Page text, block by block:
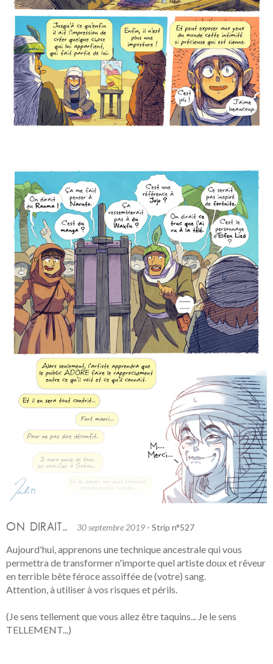
ON DIRAIT… 30 septembre 2019 - Strip n°527
Aujourd'hui, apprenons une technique ancestrale qui vous
permettra de transformer n'importe quel artiste doux et rêveur
en terrible bête féroce assoiffée de (votre) sang.
Attention, à utiliser à vos risques et périls.
(Je sens tellement que vous allez être taquins... Je le sens
TELLEMENT...)